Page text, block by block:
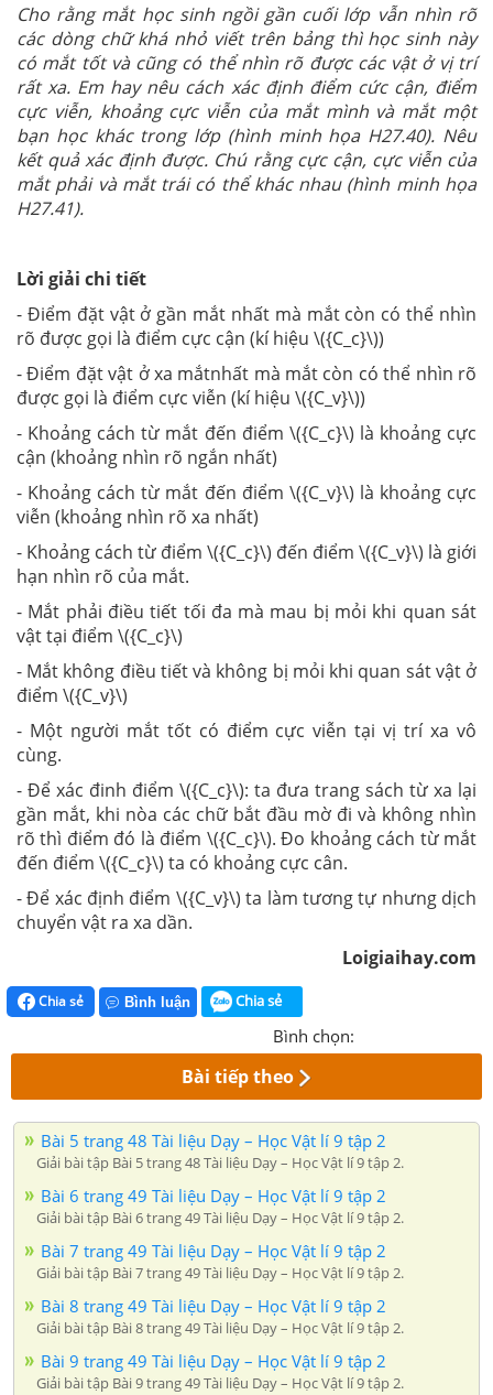
Cho rằng mắt học sinh ngồi gần cuối lớp vẫn nhìn rõ
các dòng chữ khá nhỏ viết trên bảng thì học sinh này
có mắt tốt và cũng có thể nhìn rõ được các vật ở vị trí
rất xa. Em hay nêu cách xác định điểm cức cận, điểm
cực viễn, khoảng cực viễn của mắt mình và mắt một
bạn học khác trong lớp (hình minh họa H27.40). Nêu
kết quả xác định được. Chú rằng cực cận, cực viễn của
mắt phải và mắt trái có thể khác nhau (hình minh họa
H27.41).
Lời giải chi tiết
- Điểm đặt vật ở gần mắt nhất mà mắt còn có thể nhìn
rõ được gọi là điểm cực cận (kí hiệu \({C_c}\))
- Điểm đặt vật ở xa mắtnhất mà mắt còn có thể nhìn rõ
được gọi là điểm cực viễn (kí hiệu \({C_v}\))
- Khoảng cách từ mắt đến điểm \({C_c}\) là khoảng cực
cận (khoảng nhìn rõ ngắn nhất)
- Khoảng cách từ mắt đến điểm \({C_v}\) là khoảng cực
viễn (khoảng nhìn rõ xa nhất)
- Khoảng cách từ điểm \({C_c}\) đến điểm \({C_v}\) là giới
hạn nhìn rõ của mắt.
- Mắt phải điều tiết tối đa mà mau bị mỏi khi quan sát
vật tại điểm \({C_c}\)
- Mắt không điều tiết và không bị mỏi khi quan sát vật ở
điểm \({C_v}\)
- Một người mắt tốt có điểm cực viễn tại vị trí xa vô
cùng.
- Để xác đinh điểm \({C_c}\): ta đưa trang sách từ xa lại
gần mắt, khi nòa các chữ bắt đầu mờ đi và không nhìn
rõ thì điểm đó là điểm \({C_c}\). Đo khoảng cách từ mắt
đến điểm \({C_c}\) ta có khoảng cực cân.
- Để xác định điểm \({C_v}\) ta làm tương tự nhưng dịch
chuyển vật ra xa dần.
Loigiaihay.com
Chia sẻ Bình luận Chia sẻ
Bình chọn:
Bài tiếp theo
Bài 5 trang 48 Tài liệu Dạy – Học Vật lí 9 tập 2
Giải bài tập Bài 5 trang 48 Tài liệu Dạy – Học Vật lí 9 tập 2.
Bài 6 trang 49 Tài liệu Dạy – Học Vật lí 9 tập 2
Giải bài tập Bài 6 trang 49 Tài liệu Dạy – Học Vật lí 9 tập 2.
Bài 7 trang 49 Tài liệu Dạy – Học Vật lí 9 tập 2
Giải bài tập Bài 7 trang 49 Tài liệu Dạy – Học Vật lí 9 tập 2.
Bài 8 trang 49 Tài liệu Dạy – Học Vật lí 9 tập 2
Giải bài tập Bài 8 trang 49 Tài liệu Dạy – Học Vật lí 9 tập 2.
Bài 9 trang 49 Tài liệu Dạy – Học Vật lí 9 tập 2
Giải bài tập Bài 9 trang 49 Tài liệu Dạy – Học Vật lí 9 tập 2.